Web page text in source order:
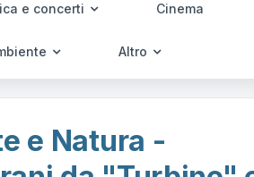
e concerti Cinema
Altro
e Natura -